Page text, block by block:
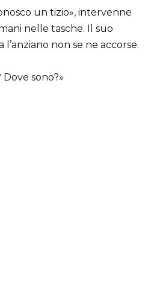
un tizio», intervenne
nelle tasche. Il suo
l’anziano non se ne accorse.
Dove sono?»